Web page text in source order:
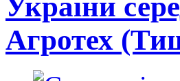
України
Агротех